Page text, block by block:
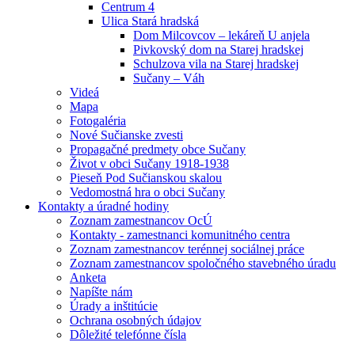
Centrum 4
Ulica Stará hradská
Dom Milcovcov – lekáreň U anjela
Pivkovský dom na Starej hradskej
Schulzova vila na Starej hradskej
Sučany – Váh
Videá
Mapa
Fotogaléria
Nové Sučianske zvesti
Propagačné predmety obce Sučany
Život v obci Sučany 1918-1938
Pieseň Pod Sučianskou skalou
Vedomostná hra o obci Sučany
Kontakty a úradné hodiny
Zoznam zamestnancov OcÚ
Kontakty - zamestnanci komunitného centra
Zoznam zamestnancov terénnej sociálnej práce
Zoznam zamestnancov spoločného stavebného úradu
Anketa
Napíšte nám
Úrady a inštitúcie
Ochrana osobných údajov
Dôležité telefónne čísla